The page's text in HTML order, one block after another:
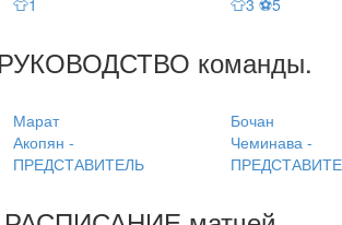
👕1 👕3 ⚽5
РУКОВОДСТВО команды.
Марат
Акопян -
ПРЕДСТАВИТЕЛЬ
Бочан
Чеминава -